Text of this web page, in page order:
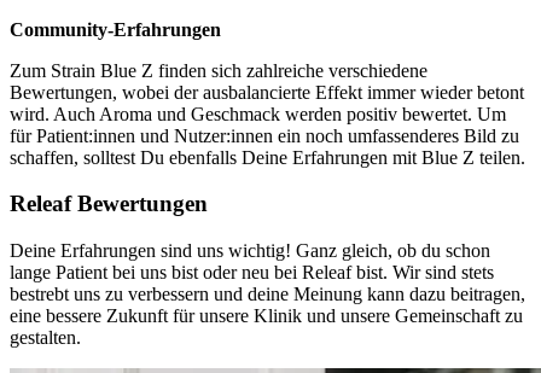
Community-Erfahrungen
Zum Strain Blue Z finden sich zahlreiche verschiedene
Bewertungen, wobei der ausbalancierte Effekt immer wieder betont
wird. Auch Aroma und Geschmack werden positiv bewertet. Um
für Patient:innen und Nutzer:innen ein noch umfassenderes Bild zu
schaffen, solltest Du ebenfalls Deine Erfahrungen mit Blue Z teilen.
Releaf Bewertungen
Deine Erfahrungen sind uns wichtig! Ganz gleich, ob du schon
lange Patient bei uns bist oder neu bei Releaf bist. Wir sind stets
bestrebt uns zu verbessern und deine Meinung kann dazu beitragen,
eine bessere Zukunft für unsere Klinik und unsere Gemeinschaft zu
gestalten.